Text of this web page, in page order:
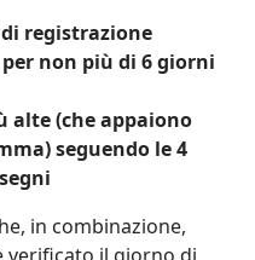
registrazione
non più di 6 giorni
alte (che appaiono
seguendo le 4
in combinazione,